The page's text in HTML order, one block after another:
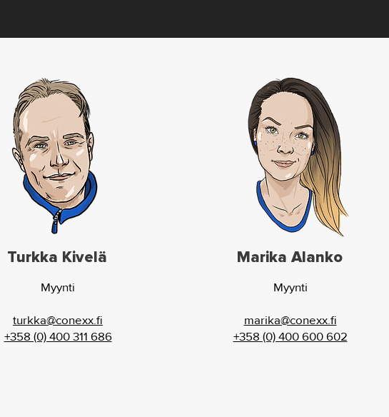
Turkka Kivelä
Myynti
turkka@conexx.fi
+358 (0) 400 311 686
Marika Alanko
Myynti
marika@conexx.fi
+358 (0) 400 600 602